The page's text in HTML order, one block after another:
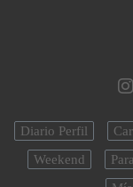
Diario Perfil
Weekend